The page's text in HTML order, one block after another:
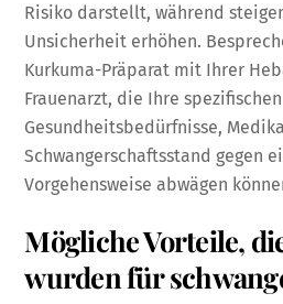
Risiko darstellt, während
Unsicherheit erhöhen.
Kurkuma-Präparat mit Ihrer
Frauenarzt, die Ihre spezifischen
Gesundheitsbedürfnisse,
Schwangerschaftsstand gegen
Vorgehensweise abwägen
Mögliche Vorteile,
wurden für